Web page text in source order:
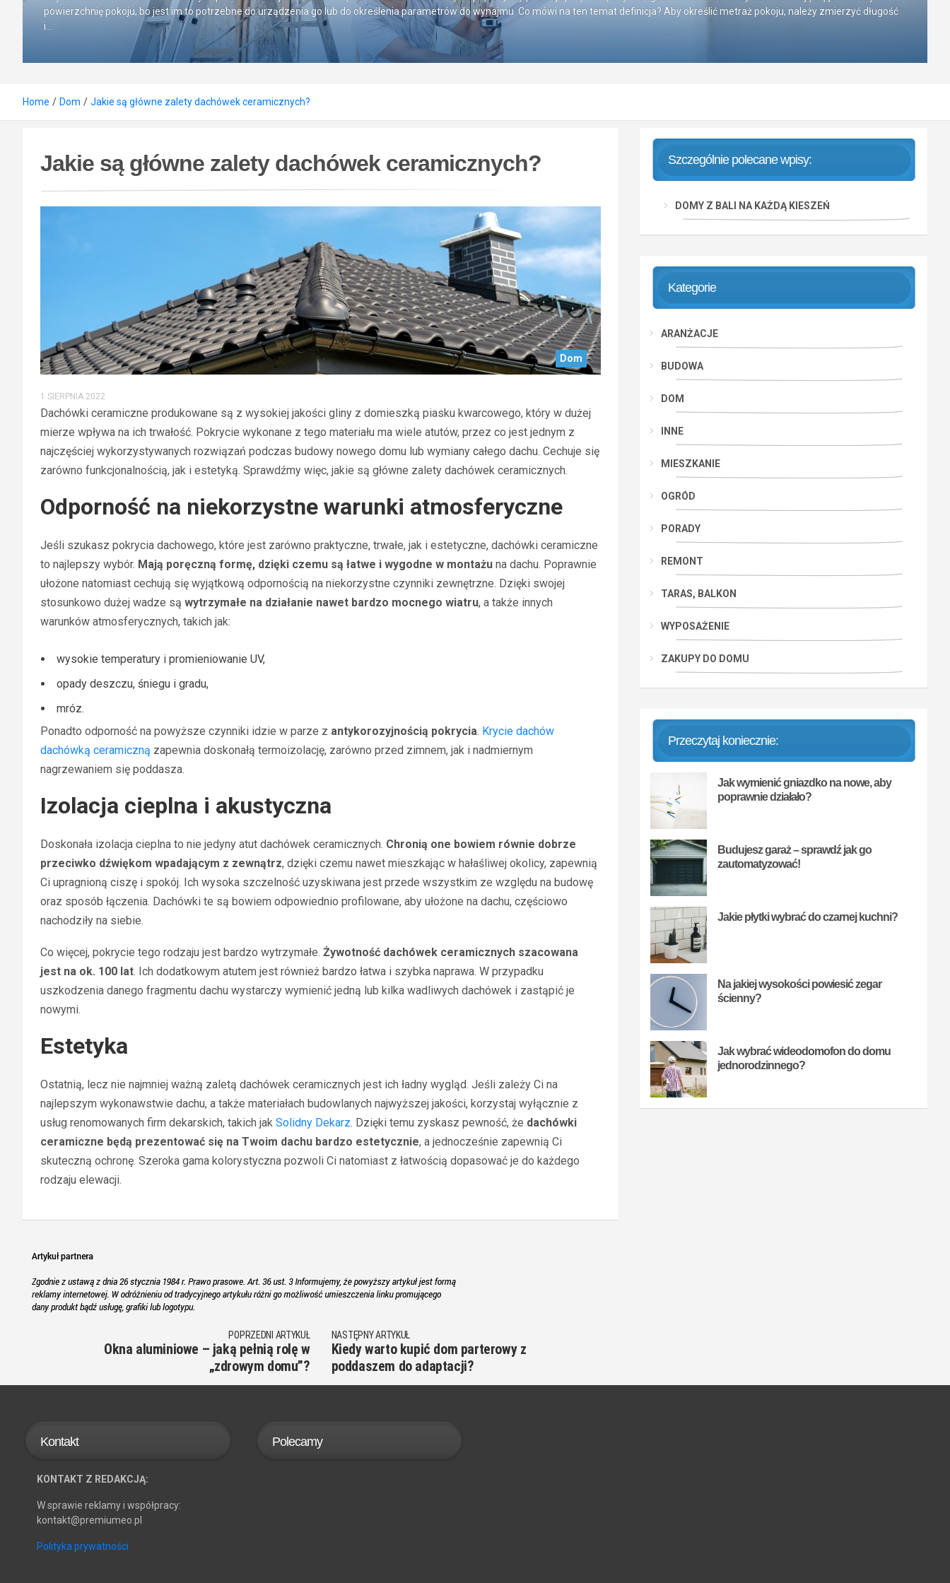
powierzchnię pokoju, bo jest im to potrzebne do urządzenia go lub do określenia parametrów do wynajmu. Co mówi na ten temat definicja? Aby określić metraż pokoju, należy zmierzyć długość
i…
Home Dom Jakie są główne zalety dachówek ceramicznych?
Jakie są główne zalety dachówek ceramicznych?
Dom
1 SIERPNIA 2022
Dachówki ceramiczne produkowane są z wysokiej jakości gliny z domieszką piasku kwarcowego, który w dużej
mierze wpływa na ich trwałość. Pokrycie wykonane z tego materiału ma wiele atutów, przez co jest jednym z
najczęściej wykorzystywanych rozwiązań podczas budowy nowego domu lub wymiany całego dachu. Cechuje się
zarówno funkcjonalnością, jak i estetyką. Sprawdźmy więc, jakie są główne zalety dachówek ceramicznych.
Odporność na niekorzystne warunki atmosferyczne
Jeśli szukasz pokrycia dachowego, które jest zarówno praktyczne, trwałe, jak i estetyczne, dachówki ceramiczne
to najlepszy wybór. Mają poręczną formę, dzięki czemu są łatwe i wygodne w montażu na dachu. Poprawnie
ułożone natomiast cechują się wyjątkową odpornością na niekorzystne czynniki zewnętrzne. Dzięki swojej
stosunkowo dużej wadze są wytrzymałe na działanie nawet bardzo mocnego wiatru, a także innych
warunków atmosferycznych, takich jak:
wysokie temperatury i promieniowanie UV,
opady deszczu, śniegu i gradu,
mróz.
Ponadto odporność na powyższe czynniki idzie w parze z antykorozyjnością pokrycia. Krycie dachów
dachówką ceramiczną zapewnia doskonałą termoizolację, zarówno przed zimnem, jak i nadmiernym
nagrzewaniem się poddasza.
Izolacja cieplna i akustyczna
Doskonała izolacja cieplna to nie jedyny atut dachówek ceramicznych. Chronią one bowiem równie dobrze
przeciwko dźwiękom wpadającym z zewnątrz, dzięki czemu nawet mieszkając w hałaśliwej okolicy, zapewnią
Ci upragnioną ciszę i spokój. Ich wysoka szczelność uzyskiwana jest przede wszystkim ze względu na budowę
oraz sposób łączenia. Dachówki te są bowiem odpowiednio profilowane, aby ułożone na dachu, częściowo
nachodziły na siebie.
Co więcej, pokrycie tego rodzaju jest bardzo wytrzymałe. Żywotność dachówek ceramicznych szacowana
jest na ok. 100 lat. Ich dodatkowym atutem jest również bardzo łatwa i szybka naprawa. W przypadku
uszkodzenia danego fragmentu dachu wystarczy wymienić jedną lub kilka wadliwych dachówek i zastąpić je
nowymi.
Estetyka
Ostatnią, lecz nie najmniej ważną zaletą dachówek ceramicznych jest ich ładny wygląd. Jeśli zależy Ci na
najlepszym wykonawstwie dachu, a także materiałach budowlanych najwyższej jakości, korzystaj wyłącznie z
usług renomowanych firm dekarskich, takich jak Solidny Dekarz. Dzięki temu zyskasz pewność, że dachówki
ceramiczne będą prezentować się na Twoim dachu bardzo estetycznie, a jednocześnie zapewnią Ci
skuteczną ochronę. Szeroka gama kolorystyczna pozwoli Ci natomiast z łatwością dopasować je do każdego
rodzaju elewacji.
POPRZEDNI ARTYKUŁ
Okna aluminiowe – jaką pełnią rolę w
„zdrowym domu”?
NASTĘPNY ARTYKUŁ
Kiedy warto kupić dom parterowy z
poddaszem do adaptacji?
Szczególnie polecane wpisy:
DOMY Z BALI NA KAŻDĄ KIESZEŃ
Kategorie
ARANŻACJE
BUDOWA
DOM
INNE
MIESZKANIE
OGRÓD
PORADY
REMONT
TARAS, BALKON
WYPOSAŻENIE
ZAKUPY DO DOMU
Przeczytaj koniecznie:
Jak wymienić gniazdko na nowe, aby
poprawnie działało?
Budujesz garaż – sprawdź jak go
zautomatyzować!
Jakie płytki wybrać do czarnej kuchni?
Na jakiej wysokości powiesić zegar
ścienny?
Jak wybrać wideodomofon do domu
jednorodzinnego?
Kontakt
KONTAKT Z REDAKCJĄ:
W sprawie reklamy i współpracy:
kontakt@premiumeo.pl
Polityka prywatności
Polecamy